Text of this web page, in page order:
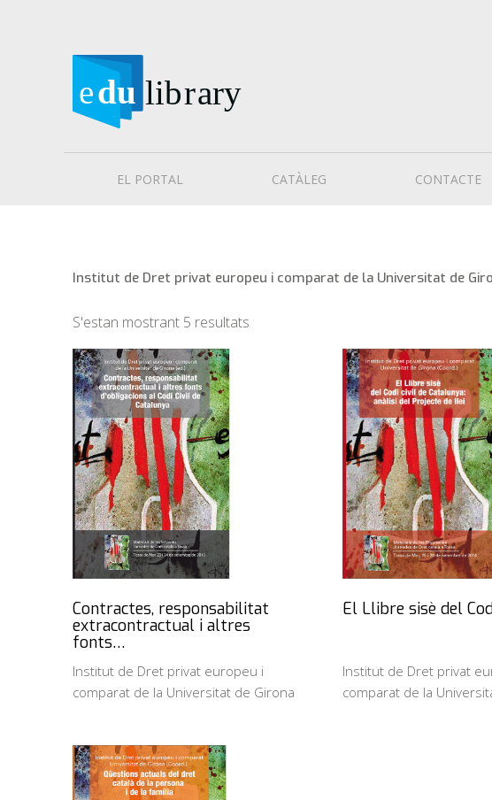
EL PORTAL CATÀLEG CONTACTE
Institut de Dret privat europeu i comparat de la Universitat de
S'estan mostrant 5 resultats
Contractes, responsabilitat
extracontractual i altres
fonts…
Institut de Dret privat europeu i
comparat de la Universitat de Girona
El Llibre sisè del
Institut de Dret privat
comparat de la